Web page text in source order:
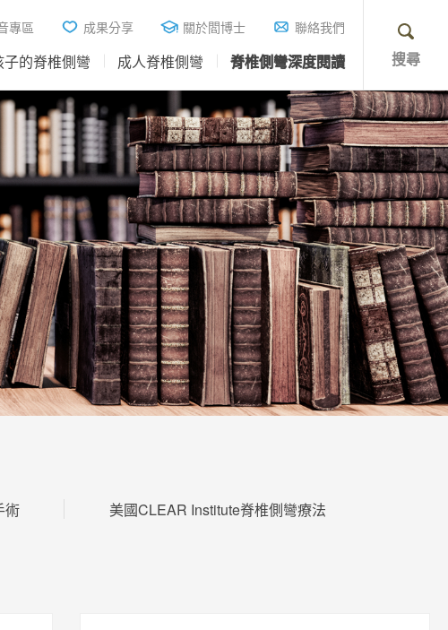
子的脊椎側彎 成人脊椎側彎 脊椎側彎深度閱讀
專區 成果分享 關於閻博士 聯絡我們
搜尋
術 美國CLEAR Institute脊椎側彎療法